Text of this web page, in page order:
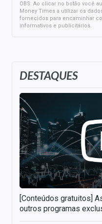
DESTAQUES
[Conteúdos gratuitos]
outros programas
OBS: Ao clicar no botão você
Money Times a utilizar os
fornecidos para encaminhar
informativos e publicitários.